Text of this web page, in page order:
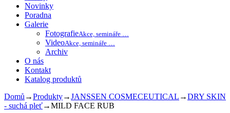
Novinky
Poradna
Galerie
FotografieAkce, semináře …
VideoAkce, semináře …
Archiv
O nás
Kontakt
Katalog produktů
Domů →Produkty→JANSSEN COSMECEUTICAL →DRY SKIN
- suchá pleť→MILD FACE RUB